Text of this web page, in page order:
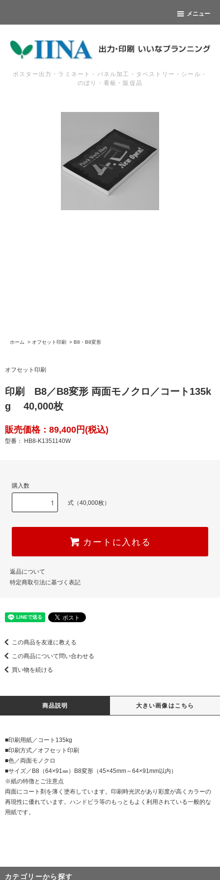
メニュー
ポスター出力・ラミネート・パネル加工・タペストリー・シール・
のぼり・看板・販促品
ホーム > オフセット印刷 > B8・B8変形
オフセット印刷
印刷 B8／B8変形 両面モノクロ／コート135k
g 40,000枚
販売価格：89,400円(税込)
型番： HB8-K1351140W
購入数
式（40,000枚）
カートに入れる
返品について
特定商取引法に基づく表記
この商品を友達に教える
この商品について問い合わせる
買い物を続ける
商品説明 大きい画像はこちら
■印刷用紙／コート135kg
■印刷方式／オフセット印刷
■色／両面モノクロ
■サイズ／B8（64×91㎜）B8変形（45×45mm～64×91mm以内）
※紙の特徴とご注意点
両面にコート剤を薄く塗布しています。印刷時光沢があり彩度が高くカラーの
再現性に優れています。ハンドビラ等のもっともよく利用されている一般的な
用紙です。
カテゴリーから探す